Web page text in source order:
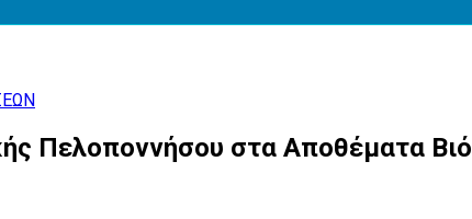
Πελοποννήσου στα Αποθέματα